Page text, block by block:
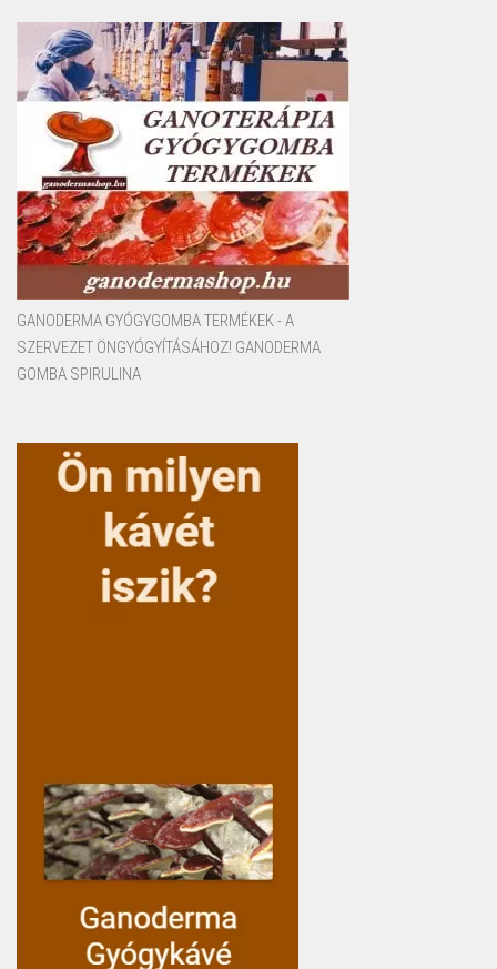
GANODERMA GYÓGYGOMBA TERMÉKEK - A
SZERVEZET ÖNGYÓGYÍTÁSÁHOZ! GANODERMA
GOMBA SPIRULINA